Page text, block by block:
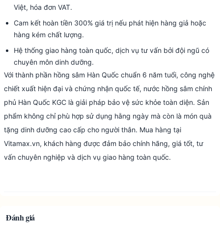
Việt, hóa đơn VAT.
Cam kết hoàn tiền 300% giá trị nếu phát hiện hàng giả hoặc
hàng kém chất lượng.
Hệ thống giao hàng toàn quốc, dịch vụ tư vấn bởi đội ngũ có
chuyên môn dinh dưỡng.
Với thành phần hồng sâm Hàn Quốc chuẩn 6 năm tuổi, công nghệ
chiết xuất hiện đại và chứng nhận quốc tế, nước hồng sâm chính
phủ Hàn Quốc KGC là giải pháp bảo vệ sức khỏe toàn diện. Sản
phẩm không chỉ phù hợp sử dụng hằng ngày mà còn là món quà
tặng dinh dưỡng cao cấp cho người thân. Mua hàng tại
Vitamax.vn, khách hàng được đảm bảo chính hãng, giá tốt, tư
vấn chuyên nghiệp và dịch vụ giao hàng toàn quốc.
Đánh giá